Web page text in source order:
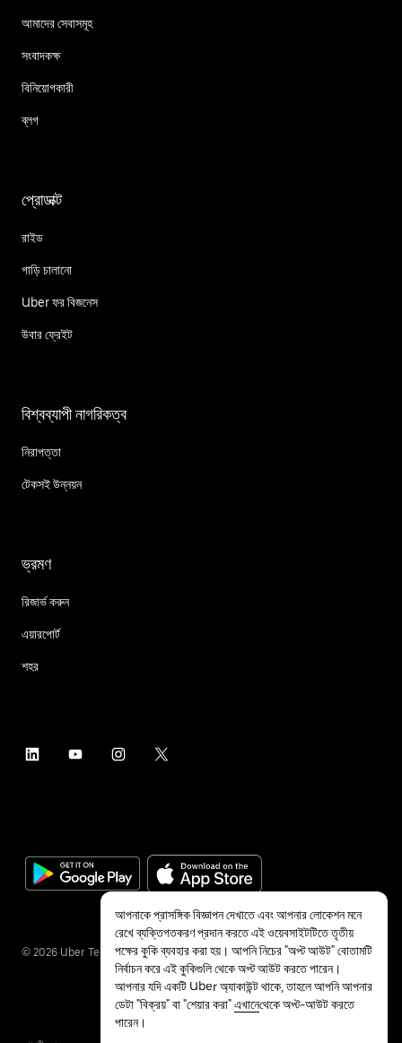
আমাদের সেবাসমূহ
সংবাদকক্ষ
বিনিয়োগকারী
ব্লগ
প্রোডাক্ট
রাইড
গাড়ি চালানো
Uber ফর বিজনেস
উবার ফ্রেইট
বিশ্বব্যাপী নাগরিকত্ব
নিরাপত্তা
টেকসই উন্নয়ন
ভ্রমণ
রিজার্ভ করুন
এয়ারপোর্ট
শহর
© 2026 Uber Technologies Inc.
আপনাকে প্রাসঙ্গিক বিজ্ঞাপন দেখাতে এবং আপনার লোকেশন মনে
রেখে ব্যক্তিগতকরণ প্রদান করতে এই ওয়েবসাইটটিতে তৃতীয়
পক্ষের কুকি ব্যবহার করা হয়। আপনি নিচের "অপ্ট আউট" বোতামটি
নির্বাচন করে এই কুকিগুলি থেকে অপ্ট আউট করতে পারেন।
আপনার যদি একটি Uber অ্যাকাউন্ট থাকে, তাহলে আপনি আপনার
ডেটা "বিক্রয়" বা "শেয়ার করা"এখানেথেকে অপ্ট-আউট করতে
পারেন।